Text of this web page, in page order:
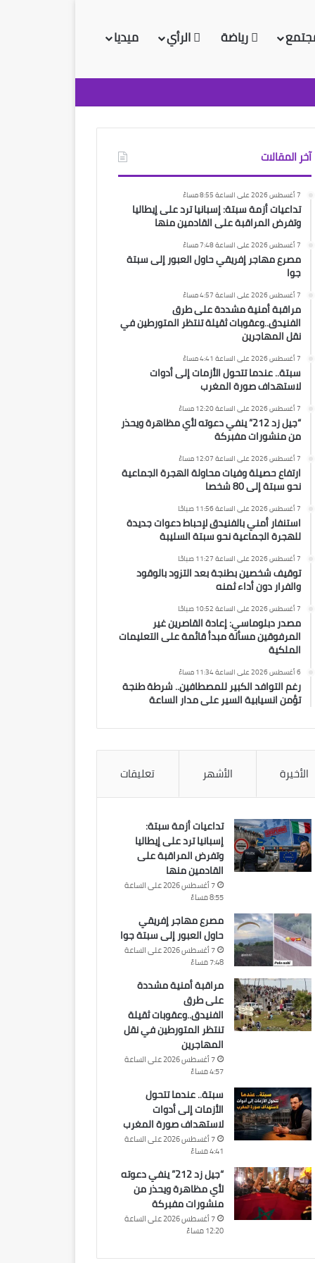
رياضة الرأي ميديا
آخر المقالات
7 أغسطس 2026 على الساعة 8:55 مساءً
تداعيات أزمة سبتة: إسبانيا ترد على إيطاليا
وتفرض المراقبة على القادمين منها
7 أغسطس 2026 على الساعة 7:48 مساءً
مصرع مهاجر إفريقي حاول العبور إلى سبتة
جوا
7 أغسطس 2026 على الساعة 4:57 مساءً
مراقبة أمنية مشددة على طرق
الفنيدق..وعقوبات ثقيلة تنتظر المتورطين في
نقل المهاجرين
7 أغسطس 2026 على الساعة 4:41 مساءً
سبتة.. عندما تتحول الأزمات إلى أدوات
لاستهداف صورة المغرب
7 أغسطس 2026 على الساعة 12:20 مساءً
“جيل زد 212” ينفي دعوته لأي مظاهرة ويحذر
من منشورات مفبركة
7 أغسطس 2026 على الساعة 12:07 مساءً
ارتفاع حصيلة وفيات محاولة الهجرة الجماعية
نحو سبتة إلى 80 شخصا
7 أغسطس 2026 على الساعة 11:56 صباحًا
استنفار أمني بالفنيدق لإحباط دعوات جديدة
للهجرة الجماعية نحو سبتة السليبة
7 أغسطس 2026 على الساعة 11:27 صباحًا
توقيف شخصين بطنجة بعد التزود بالوقود
والفرار دون أداء ثمنه
7 أغسطس 2026 على الساعة 10:52 صباحًا
مصدر دبلوماسي: إعادة القاصرين غير
المرفوقين مسألة مبدأ قائمة على التعليمات
الملكية
6 أغسطس 2026 على الساعة 11:34 مساءً
رغم التوافد الكبير للمصطافين.. شرطة طنجة
تؤمن انسيابية السير على مدار الساعة
الأخيرة الأشهر تعليقات
تداعيات أزمة سبتة:
إسبانيا ترد على إيطاليا
وتفرض المراقبة على
القادمين منها
7 أغسطس 2026 على الساعة
8:55 مساءً
مصرع مهاجر إفريقي
حاول العبور إلى سبتة جوا
7 أغسطس 2026 على الساعة
7:48 مساءً
مراقبة أمنية مشددة
على طرق
الفنيدق..وعقوبات ثقيلة
تنتظر المتورطين في نقل
المهاجرين
7 أغسطس 2026 على الساعة
4:57 مساءً
سبتة.. عندما تتحول
الأزمات إلى أدوات
لاستهداف صورة المغرب
7 أغسطس 2026 على الساعة
4:41 مساءً
“جيل زد 212” ينفي دعوته
لأي مظاهرة ويحذر من
منشورات مفبركة
7 أغسطس 2026 على الساعة
12:20 مساءً